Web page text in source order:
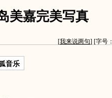
美嘉完美写真
[我来说两句] [字号：
音乐